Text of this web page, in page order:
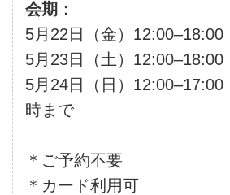
会期 ：
5月22日（金）12:00–18:00
5月23日（土）12:00–18:00
5月24日（日）
時まで
＊ご予約不要
＊カード利用可